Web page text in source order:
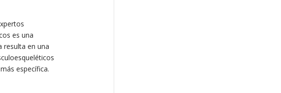
es una
resulta en una
específica.